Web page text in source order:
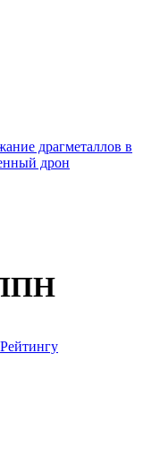
драгметаллов в
дрон
Рейтингу